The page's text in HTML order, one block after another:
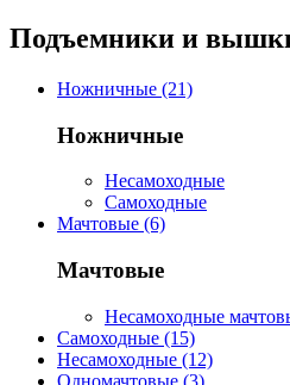
Подъемники и
Ножничные (21)
Ножничные
Несамоходные
Самоходные
Мачтовые (6)
Мачтовые
Несамоходные
Самоходные (15)
Несамоходные (12)
Одномачтовые (3)